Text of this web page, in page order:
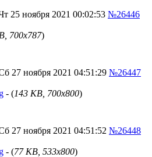
25 ноября 2021 00:02:53 №26446
700x787)
27 ноября 2021 04:51:29 №26447
- (143 KB, 700x800)
27 ноября 2021 04:51:52 №26448
- (77 KB, 533x800)